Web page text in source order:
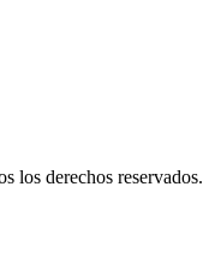
los derechos reservados.